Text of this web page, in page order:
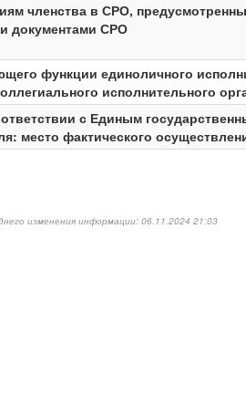
членства в СРО,
документами СРО
функции единоличного
исполнительного
с Единым
место фактического
изменения информации: 06.11.2024 21:03